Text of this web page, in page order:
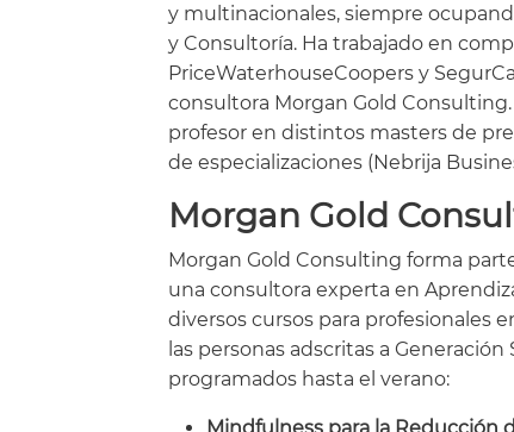
y multinacionales, siempre
y Consultoría. Ha trabajado en
PriceWaterhouseCoopers y
consultora Morgan Gold
profesor en distintos masters de
de especializaciones (Nebrija
Morgan Gold
Morgan Gold Consulting forma
una consultora experta en
diversos cursos para profesionales
las personas adscritas a
programados hasta el verano:
Mindfulness para la Reducción